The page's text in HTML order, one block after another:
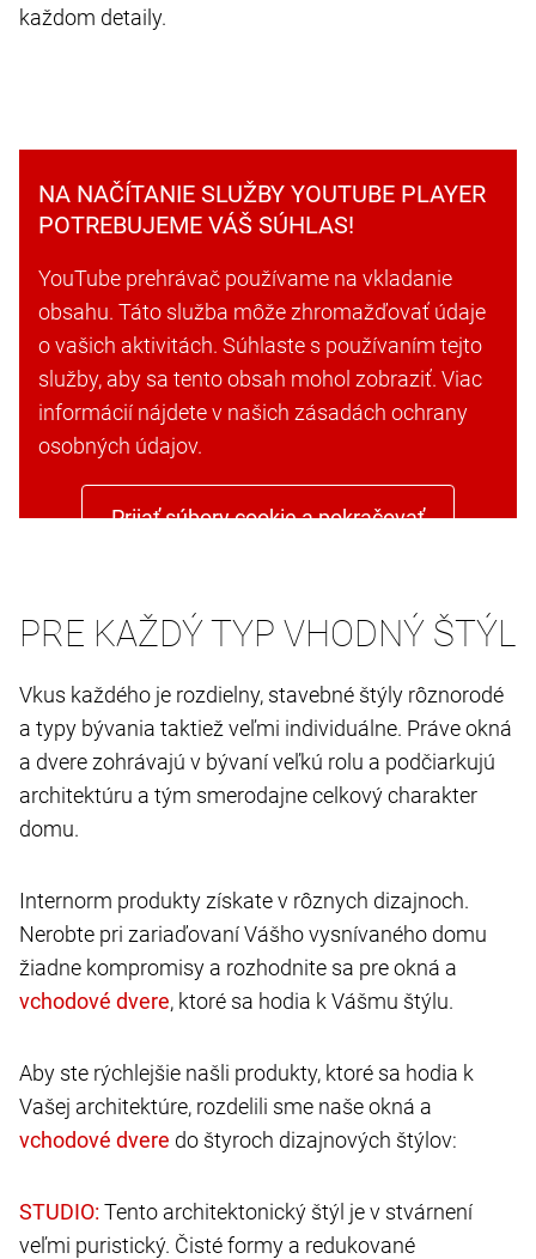
každom detaily.
NA NAČÍTANIE SLUŽBY YOUTUBE PLAYER
POTREBUJEME VÁŠ SÚHLAS!
YouTube prehrávač používame na vkladanie
obsahu. Táto služba môže zhromažďovať údaje
o vašich aktivitách. Súhlaste s používaním tejto
služby, aby sa tento obsah mohol zobraziť. Viac
informácií nájdete v našich zásadách ochrany
osobných údajov.
Prijať súbory cookie a pokračovať
PRE KAŽDÝ TYP VHODNÝ ŠTÝL
Vkus každého je rozdielny, stavebné štýly rôznorodé
a typy bývania taktiež veľmi individuálne. Práve okná
a dvere zohrávajú v bývaní veľkú rolu a podčiarkujú
architektúru a tým smerodajne celkový charakter
domu.
Internorm produkty získate v rôznych dizajnoch.
Nerobte pri zariaďovaní Vášho vysnívaného domu
žiadne kompromisy a rozhodnite sa pre okná a
, ktoré sa hodia k Vášmu štýlu.
Aby ste rýchlejšie našli produkty, ktoré sa hodia k
Vašej architektúre, rozdelili sme naše okná a
do štyroch dizajnových štýlov:
Tento architektonický štýl je v stvárnení
veľmi puristický. Čisté formy a redukované